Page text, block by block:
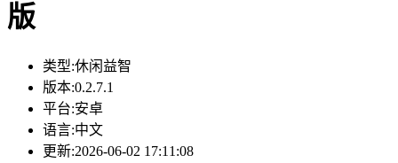
版
类型:休闲益智
版本:0.2.7.1
平台:安卓
语言:中文
更新:2026-06-02 17:11:08